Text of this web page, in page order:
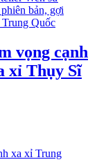
vọng cạnh
xỉ Thụy Sĩ